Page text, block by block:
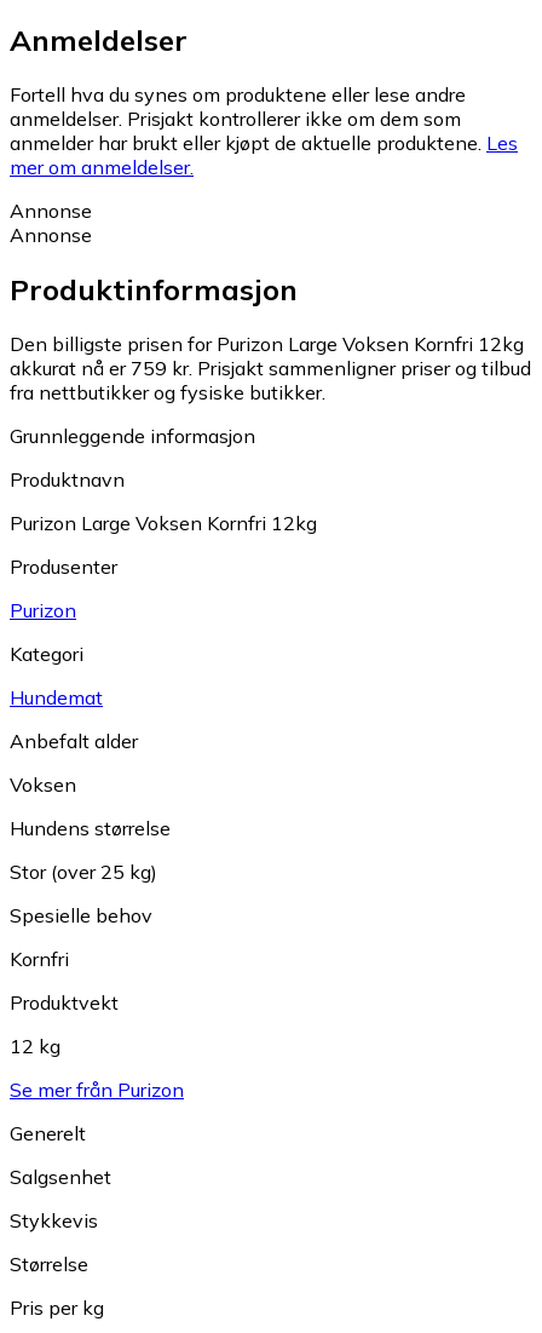
Anmeldelser
Fortell hva du synes om produktene eller lese andre
anmeldelser. Prisjakt kontrollerer ikke om dem som
anmelder har brukt eller kjøpt de aktuelle produktene. Les
mer om anmeldelser.
Annonse
Annonse
Produktinformasjon
Den billigste prisen for Purizon Large Voksen Kornfri 12kg
akkurat nå er 759 kr. Prisjakt sammenligner priser og tilbud
fra nettbutikker og fysiske butikker.
Grunnleggende informasjon
Produktnavn
Purizon Large Voksen Kornfri 12kg
Produsenter
Purizon
Kategori
Hundemat
Anbefalt alder
Voksen
Hundens størrelse
Stor (over 25 kg)
Spesielle behov
Kornfri
Produktvekt
12 kg
Se mer från Purizon
Generelt
Salgsenhet
Stykkevis
Størrelse
Pris per kg